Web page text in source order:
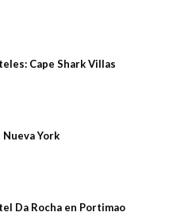
Cape Shark Villas
Nueva York
Da Rocha en Portimao